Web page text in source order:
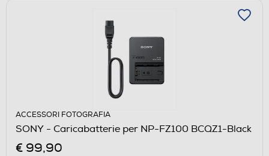
ACCESSORI FOTOGRAFIA
SONY - Caricabatterie per NP-FZ100 BCQZ1-Black
€ 99,90